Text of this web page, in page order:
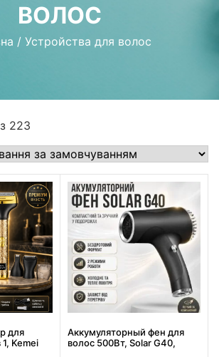
ВОЛОС
/ Устройства для волос
223
для
Kemei
Аккумуляторный фен для
волос 500Вт, Solar G40,